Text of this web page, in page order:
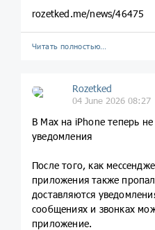
rozetked.me/news/46475
Читать полностью…
Rozetked
04 June 2026 08:27
В Max на iPhone теперь
уведомления
После того, как
приложения также
доставляются
сообщениях и звонках
приложение.